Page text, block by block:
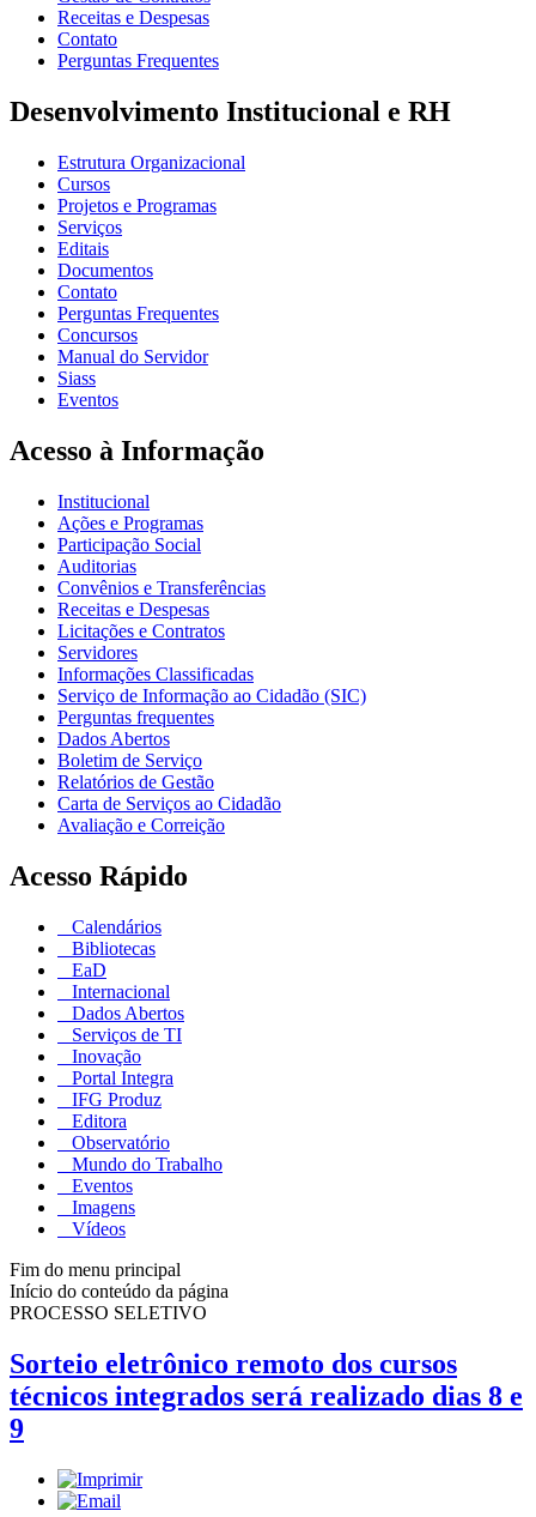
Receitas e Despesas
Contato
Perguntas Frequentes
Desenvolvimento Institucional e RH
Estrutura Organizacional
Cursos
Projetos e Programas
Serviços
Editais
Documentos
Contato
Perguntas Frequentes
Concursos
Manual do Servidor
Siass
Eventos
Acesso à Informação
Institucional
Ações e Programas
Participação Social
Auditorias
Convênios e Transferências
Receitas e Despesas
Licitações e Contratos
Servidores
Informações Classificadas
Serviço de Informação ao Cidadão (SIC)
Perguntas frequentes
Dados Abertos
Boletim de Serviço
Relatórios de Gestão
Carta de Serviços ao Cidadão
Avaliação e Correição
Acesso Rápido
Calendários
Bibliotecas
EaD
Internacional
Dados Abertos
Serviços de TI
Inovação
Portal Integra
IFG Produz
Editora
Observatório
Mundo do Trabalho
Eventos
Imagens
Vídeos
Fim do menu principal
Início do conteúdo da página
PROCESSO SELETIVO
Sorteio eletrônico remoto dos cursos
técnicos integrados será realizado dias 8 e
9